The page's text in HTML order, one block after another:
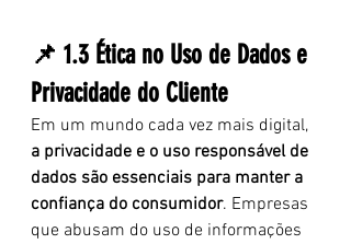
📌 1.3 Ética no Uso de Dados e
Privacidade do Cliente
Em um mundo cada vez mais digital,
a privacidade e o uso responsável de
dados são essenciais para manter a
confiança do consumidor. Empresas
que abusam do uso de informações